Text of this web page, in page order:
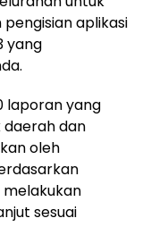
aplikasi
yang
laporan yang
dan
oleh
melakukan
sesuai